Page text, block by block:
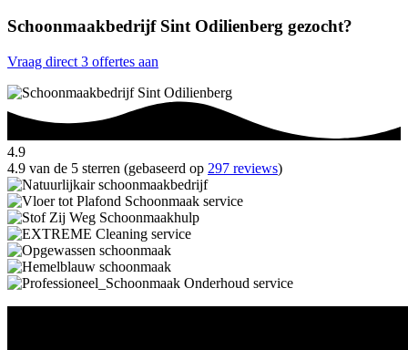
Schoonmaakbedrijf Sint Odilienberg gezocht?
Vraag direct 3 offertes aan
4.9
4.9 van de 5 sterren (gebaseerd op 297 reviews)